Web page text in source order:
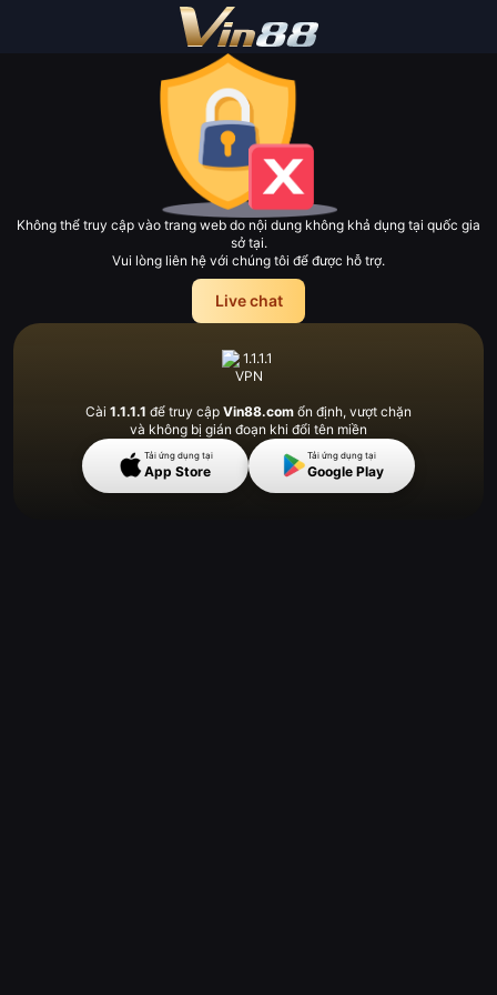
Không thể truy cập vào trang web do nội dung không khả dụng tại quốc gia
sở tại.
Vui lòng liên hệ với chúng tôi để được hỗ trợ.
Live chat
Cài 1.1.1.1 để truy cập Vin88.com ổn định, vượt chặn
và không bị gián đoạn khi đổi tên miền
Tải ứng dụng tại
App Store
Tải ứng dụng tại
Google Play